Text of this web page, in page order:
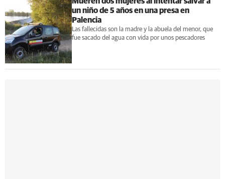
un niño de 5 años en una presa en
Palencia
Las fallecidas son la madre y la abuela del menor, que
fue sacado del agua con vida por unos pescadores